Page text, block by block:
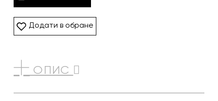
Додати в обране
ОПИС